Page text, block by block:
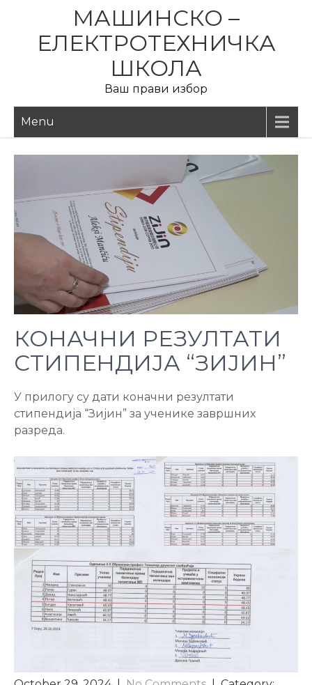
content
МАШИНСКО –
ЕЛЕКТРОТЕХНИЧКА
ШКОЛА
Ваш прави избор
Menu
КОНАЧНИ РЕЗУЛТАТИ
СТИПЕНДИЈА “ЗИЈИН”
У прилогу су дати коначни резултати
стипендија “Зијин” за ученике завршних
разреда.